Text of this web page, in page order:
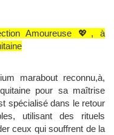
Amoureuse 💖, à
marabout reconnu,à,
pour sa maîtrise
spécialisé dans le retour
utilisant des rituels
ceux qui souffrent de la